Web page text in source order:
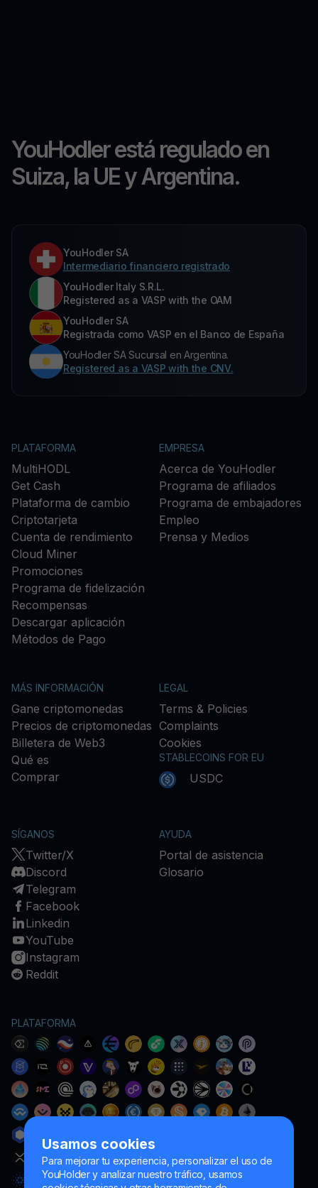
Usamos cookies
Para mejorar tu experiencia, personalizar el uso de
YouHolder y analizar nuestro tráfico, usamos
YouHodler está regulado en
Suiza, la UE y Argentina.
YouHodler SA
Intermediario financiero registrado
YouHodler Italy S.R.L.
Registered as a VASP with the OAM
YouHodler SA
Registrada como VASP en el Banco de España
YouHodler SA Sucursal en Argentina.
Registered as a VASP with the CNV.
PLATAFORMA
MultiHODL
Get Cash
Plataforma de cambio
Criptotarjeta
Cuenta de rendimiento
Cloud Miner
Promociones
Programa de fidelización
Recompensas
Descargar aplicación
Métodos de Pago
EMPRESA
Acerca de YouHodler
Programa de afiliados
Programa de embajadores
Empleo
Prensa y Medios
MÁS INFORMACIÓN
Gane criptomonedas
Precios de criptomonedas
Billetera de Web3
Qué es
Comprar
LEGAL
Terms & Policies
Complaints
Cookies
STABLECOINS FOR EU
USDC
SÍGANOS
Twitter/X
Discord
Telegram
Facebook
Linkedin
YouTube
Instagram
Reddit
AYUDA
Portal de asistencia
Glosario
PLATAFORMA